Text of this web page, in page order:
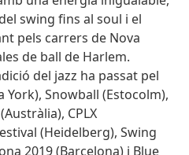
swing fins al soul i el
pels carrers de Nova
de ball de Harlem.
del jazz ha passat pel
York), Snowball (Estocolm),
CPLX
(Heidelberg), Swing
2019 (Barcelona) i Blue